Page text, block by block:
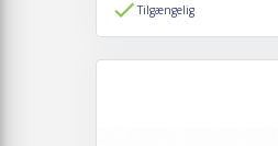
Tilgængelig